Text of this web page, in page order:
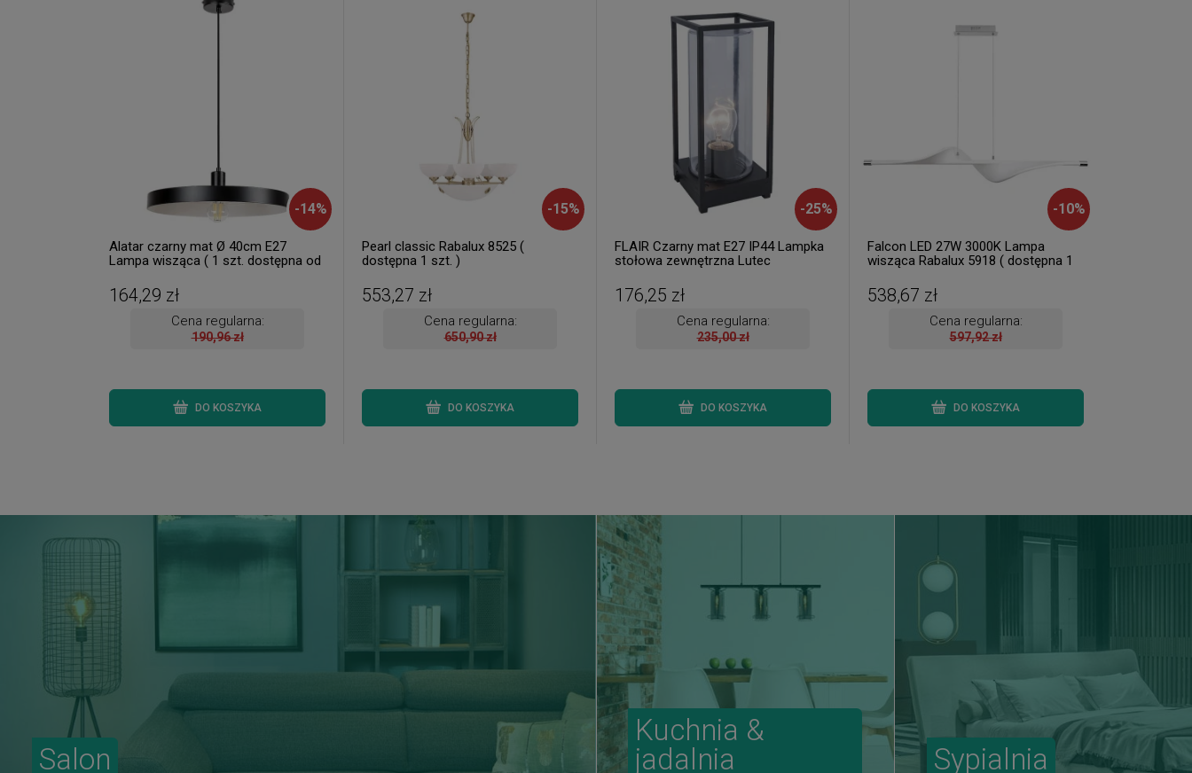
-14%
Alatar czarny mat Ø 40cm E27
Lampa wisząca ( 1 szt. dostępna od
164,29 zł
Cena regularna:
190,96 zł
DO KOSZYKA
-15%
Pearl classic Rabalux 8525 (
dostępna 1 szt. )
553,27 zł
Cena regularna:
650,90 zł
DO KOSZYKA
-25%
FLAIR Czarny mat E27 IP44 Lampka
stołowa zewnętrzna Lutec
ręki. Wysyłka 24 h. )
176,25 zł
Cena regularna:
235,00 zł
DO KOSZYKA
-10%
Falcon LED 27W 3000K Lampa
wisząca Rabalux 5918 ( dostępna 1
538,67 zł
Cena regularna:
597,92 zł
DO KOSZYKA
Salon
Kuchnia &
jadalnia
Sypialnia